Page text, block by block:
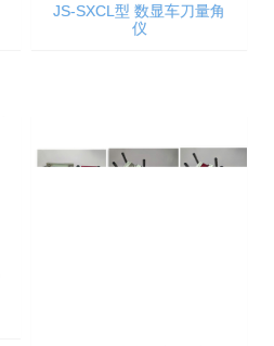
JS-SXCL型 数显车刀量角
仪